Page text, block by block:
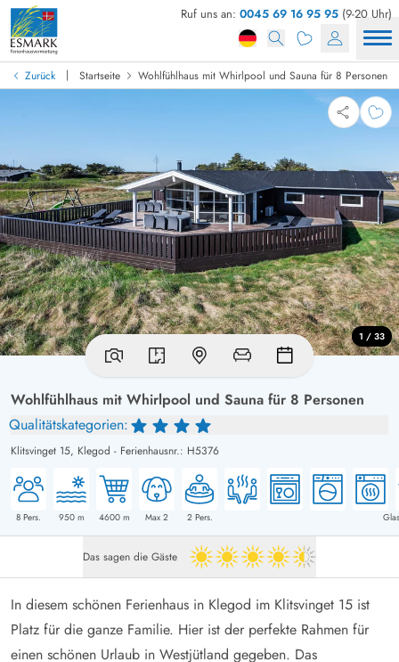
Ruf uns an: 0045 69 16 95 95 (9-20 Uhr)
Zurück | Startseite Wohlfühlhaus mit Whirlpool und Sauna für 8 Personen
Wohlfühlhaus mit Whirlpool und Sauna für 8 Personen
Qualitätskategorien:
Klitsvinget 15, Klegod - Ferienhausnr.: H5376
8 Pers. 950m 4600m Max 2 2 Pers.
1 / 33
Das sagen die Gäste 4.5 von 5
In diesem schönen Ferienhaus in Klegod im Klitsvinget 15 ist
Platz für die ganze Familie. Hier ist der perfekte Rahmen für
einen schönen Urlaub in Westjütland gegeben. Das